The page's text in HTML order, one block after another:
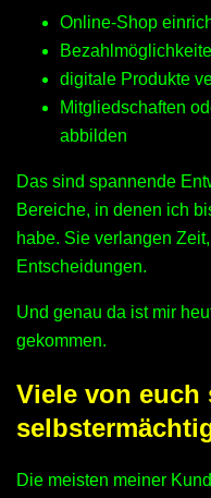
Online-Shop
digitale Produkte
Mitgliedschaften
abbilden
Das sind spannende
Bereiche, in denen ich
habe. Sie verlangen
Entscheidungen.
Und genau da ist mir
gekommen.
Viele von
Die meisten meiner